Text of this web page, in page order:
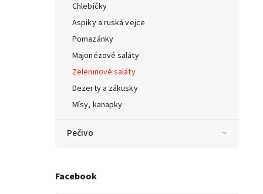
Chlebíčky
Aspiky a ruská vejce
Pomazánky
Majonézové saláty
Zeleninové saláty
Dezerty a zákusky
Mísy, kanapky
Pečivo
Facebook